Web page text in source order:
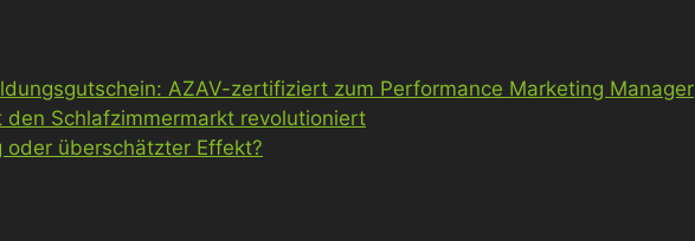
AZAV-zertifiziert zum Performance Marketing Manager
Schlafzimmermarkt revolutioniert
oder überschätzter Effekt?